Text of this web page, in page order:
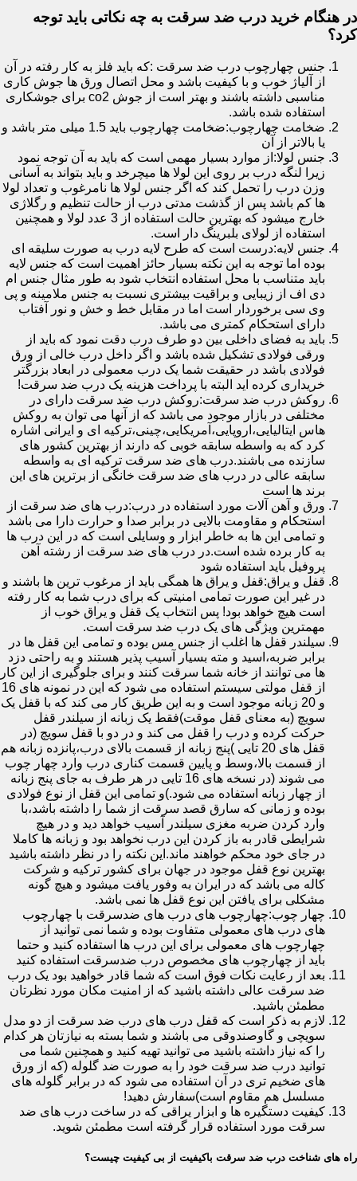
در هنگام خرید درب ضد سرقت به چه نکاتی باید توجه
کرد؟
جنس چهارچوب درب ضد سرقت :که باید فلز به کار رفته در آن
از آلیاژ خوب و با کیفیت باشد و محل اتصال ورق ها جوش کاری
مناسبی داشته باشند و بهتر است از جوش co2 برای جوشکاری
استفاده شده باشد.
ضخامت چهارچوب:ضخامت چهارچوب باید 1.5 میلی متر باشد و
یا بالاتر از آن
جنس لولا:از موارد بسیار مهمی است که باید به آن توجه نمود
زیرا لنگه درب بر روی این لولا ها میچرخد و باید بتواند به آسانی
وزن درب را تحمل کند که اگر جنس لولا ها نامرغوب و تعداد لولا
ها کم باشد پس از گذشت مدتی درب از حالت تنظیم و رگلاژی
خارج میشود که بهترین حالت استفاده از 3 عدد لولا و همچنین
استفاده از لولای بلبرینگ دار است.
جنس لایه:درست است که طرح لایه درب به صورت سلیقه ای
بوده اما توجه به این نکته بسیار حائز اهمیت است که جنس لایه
باید متناسب با محل استفاده انتخاب شود به طور مثال جنس ام
دی اف از زیبایی و براقیت بیشتری نسبت به جنس ملامینه و پی
وی سی برخوردار است اما در مقابل خط و خش و نور آفتاب
دارای استحکام کمتری می باشد.
باید به فضای داخلی بین دو طرف درب دقت نمود که باید از
ورقی فولادی تشکیل شده باشد و اگر داخل درب خالی از ورق
فولادی باشد در حقیقت شما یک درب معمولی در ابعاد بزرگتر
خریداری کرده اید البته با پرداخت هزینه یک درب ضد سرقت!
روکش درب ضد سرقت:روکش درب ضد سرقت دارای در
مختلفی در بازار موجود می باشد که از آنها می توان به روکش
هاس ایتالیایی،اروپایی،آمریکایی،چینی،ترکیه ای و ایرانی اشاره
کرد که به واسطه سابقه خوبی که دارند از بهترین کشور های
سازنده می باشند.درب های ضد سرقت ترکیه ای به واسطه
سابقه عالی در درب های ضد سرقت خانگی از برترین های این
برند ها است
ورق و آهن آلات مورد استفاده در درب:درب های ضد سرقت از
استحکام و مقاومت بالایی در برابر صدا و حرارت دارا می باشد
و تمامی این ها به خاطر ابزار و وسایلی است که در این درب ها
به کار برده شده است.در درب های ضد سرقت از رشته آهن
پروفیل باید استفاده شود
قفل و یراق:قفل و یراق ها همگی باید از مرغوب ترین ها باشند و
در غیر این صورت تمامی امنیتی که برای درب شما به کار رفته
است هیچ خواهد بود! پس انتخاب یک قفل و یراق خوب از
مهمترین ویژگی های یک درب ضد سرقت است.
سیلندر قفل ها اغلب از جنس مس بوده و تمامی این قفل ها در
برابر ضربه،اسید و مته بسیار آسیب پذیر هستند و به راحتی دزد
ها می توانند از خانه شما سرقت کنند و برای جلوگیری از این کار
از قفل مولتی سیستم استفاده می شود که این در نمونه های 16
و 20 زبانه موجود است و به این طریق کار می کند که با قفل یک
سویچ (به معنای قفل موقت)فقط یک زبانه از سیلندر قفل
حرکت کرده و درب را قفل می کند و در دو با قفل سویچ (در
قفل های 20 تایی )پنج زبانه از قسمت بالای درب،پانزده زبانه هم
از قسمت بالا،وسط و پایین قسمت کناری درب وارد چهار چوب
می شوند (در نسخه های 16 تایی در هر طرف به جای پنج زبانه
از چهار زبانه استفاده می شود.)و تمامی این قفل از نوع فولادی
بوده و زمانی که سارق قصد سرقت از شما را داشته باشد،با
وارد کردن ضربه مغزی سیلندر آسیب خواهد دید و در هیچ
شرایطی قادر به باز کردن این درب نخواهد بود و زبانه ها کاملا
در جای خود محکم خواهند ماند.این نکته را در نظر داشته باشید
بهترین نوع قفل موجود در جهان برای کشور ترکیه و شرکت
کاله می باشد که در ایران به وفور یافت میشود و هیچ گونه
مشکلی برای یافتن این نوع قفل ها نمی باشد.
چهار چوب:چهارچوب های درب های ضدسرقت با چهارچوب
های درب های معمولی متفاوت بوده و شما نمی توانید از
چهارچوب های معمولی برای این درب ها استفاده کنید و حتما
باید از چهارچوب های مخصوص درب ضدسرقت استفاده کنید
بعد از رعایت نکات فوق است که شما قادر خواهید بود یک درب
ضد سرقت عالی داشته باشید که از امنیت مکان مورد نظرتان
مطمئن باشید.
لازم به ذکر است که قفل درب های درب ضد سرقت از دو مدل
سویچی و گاوصندوقی می باشند و شما بسته به نیازتان هر کدام
را که نیاز داشته باشید می توانید تهیه کنید و همچنین شما می
توانید درب ضد سرقت خود را به صورت ضد گلوله (که از ورق
های ضخیم تری در آن استفاده می شود که در برابر گلوله های
مسلسل هم مقاوم است)سفارش دهید!
کیفیت دستگیره ها و ابزار یراقی که در ساخت درب های ضد
سرقت مورد استفاده قرار گرفته است مطمئن شوید.
راه های شناخت درب ضد سرقت باکیفیت از بی کیفیت چیست؟